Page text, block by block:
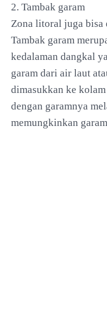
2. Tambak garam
Zona litoral juga bisa
Tambak garam
kedalaman dangkal
garam dari air laut
dimasukkan ke
dengan garamnya
memungkinkan